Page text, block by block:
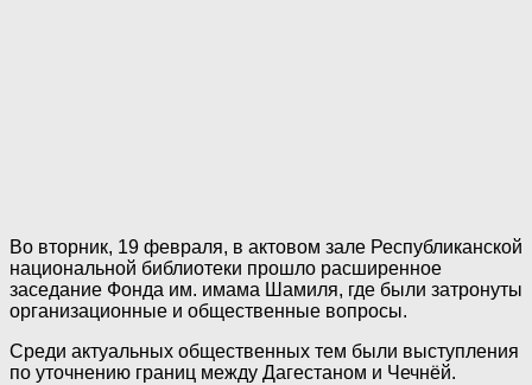
Во вторник, 19 февраля, в актовом зале Республиканской
национальной библиотеки прошло расширенное
заседание Фонда им. имама Шамиля, где были затронуты
организационные и общественные вопросы.
Среди актуальных общественных тем были выступления
по уточнению границ между Дагестаном и Чечнёй.